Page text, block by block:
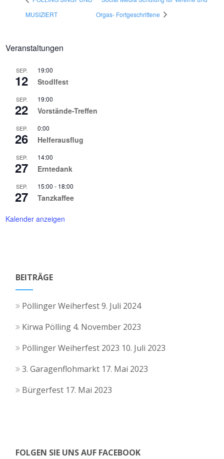
MUSIZIERT
Orgas- Fortgeschrittene
Veranstaltungen
SEP.
12
19:00
Stodlfest
SEP.
22
19:00
Vorstände-Treffen
SEP.
26
0:00
Helferausflug
SEP.
27
14:00
Erntedank
SEP.
27
15:00 - 18:00
Tanzkaffee
Kalender anzeigen
BEITRÄGE
Pöllinger Weiherfest9. Juli 2024
Kirwa Pölling 4. November 2023
Pöllinger Weiherfest 2023 10. Juli 2023
3. Garagenflohmarkt 17. Mai 2023
Bürgerfest 17. Mai 2023
FOLGEN SIE UNS AUF FACEBOOK